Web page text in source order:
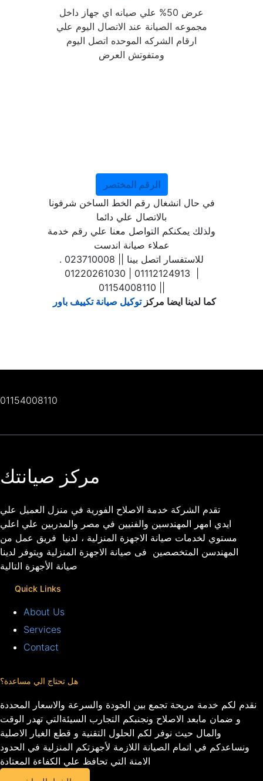
عرض 50% علي صيانه اي جهاز داخل
مجموعه الصيانة عند الاتصال اليوم علي
ارقام الشركه الموحده اتصل اليوم
ومتفوتش العرض
الرقم المختصر
في حال انشغال رقم الخط الساخن شرفونا
بالاتصال علي دائما
ولذلك يمكنكم التواصل معنا علي رقم خدمة
عملاء صيانة اندست
. للاستفسار اتصل بينا || 023710008
| 01112124913 | 01220261030
كما لدينا ايضا مركزتوكيل صيانة تكييف باور
01154008110
مركز صيانتك
تقدم الشركة خدمة الاصلاح الفورية في منزل العميل علي
ايدي امهر المهندسين والفنيين في مصر والمدربين علي اعلي
مستوي لخدمات صيانة الاجهزة المنزلية ، لدنيا فريق عمل من
المهندسن المتخصصين فى صيانة الاجهزة المنزلية ويتوفر لدينا
صيانة الأجهزة التالية
Quick Links
About Us
Services
Contact
هل تحتاج الي مساعدة؟
نقدم لكم خدمة مريحة تجمع بين الجودة والسرعة والاسعار المحددة
و ضمان مابعد الاصلاح ونجنبكم التجارب السيئةالتي تهدر الوقت
والمال حيث نوفر لكم الحلول التقنية و قطع الغيار الاصلية
ونساعدكم في اتمام الصيانة اللازمة لأجهزتكم المنزلية في الحدود
الامنة التي تحافظ علي الكفاءة المعتادة